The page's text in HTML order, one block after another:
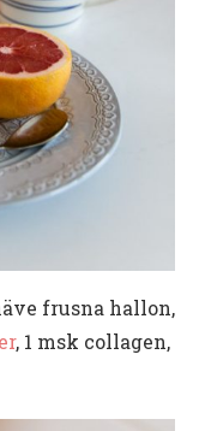
frusna hallon,
, 1 msk collagen,